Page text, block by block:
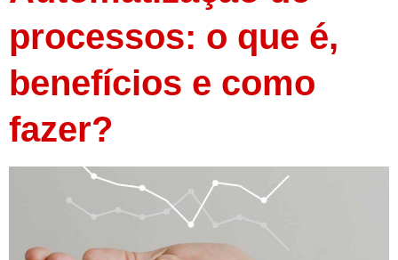
processos: o que é,
benefícios e como
fazer?